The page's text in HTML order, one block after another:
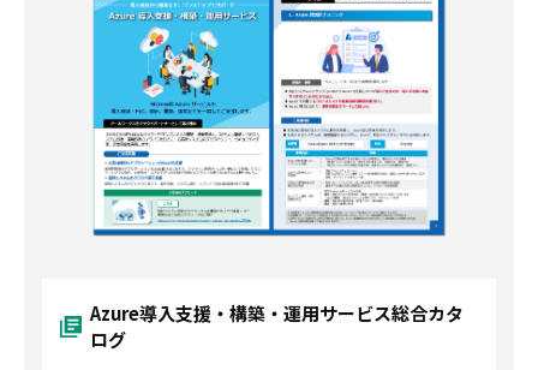
Azure導入支援・構築・運用サービス総合カタ
ログ